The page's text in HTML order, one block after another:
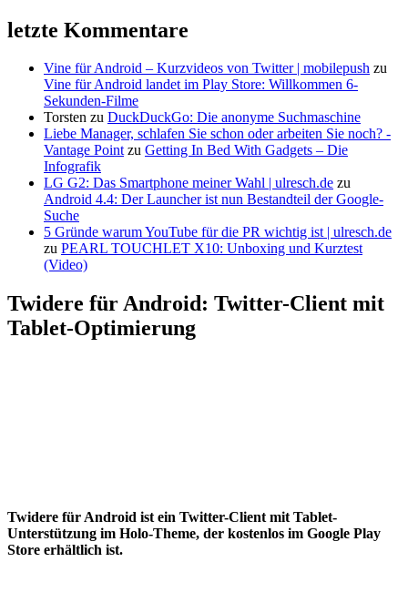
letzte Kommentare
Vine für Android – Kurzvideos von Twitter | mobilepush zu
Vine für Android landet im Play Store: Willkommen 6-
Sekunden-Filme
Torsten zu DuckDuckGo: Die anonyme Suchmaschine
Liebe Manager, schlafen Sie schon oder arbeiten Sie noch? -
Vantage Pointzu Getting In Bed With Gadgets – Die
Infografik
LG G2: Das Smartphone meiner Wahl | ulresch.de zu
Android 4.4: Der Launcher ist nun Bestandteil der Google-
Suche
5 Gründe warum YouTube für die PR wichtig ist | ulresch.de
zu PEARL TOUCHLET X10: Unboxing und Kurztest
(Video)
Twidere für Android: Twitter-Client mit
Tablet-Optimierung
Twidere für Android ist ein Twitter-Client mit Tablet-
Unterstützung im Holo-Theme, der kostenlos im Google Play
Store erhältlich ist.